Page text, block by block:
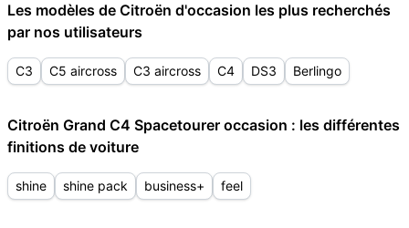
Les modèles de Citroën d'occasion les plus recherchés
par nos utilisateurs
C3 C5 aircross C3 aircross C4 DS3 Berlingo
Citroën Grand C4 Spacetourer occasion : les différentes
finitions de voiture
shine shine pack business+ feel